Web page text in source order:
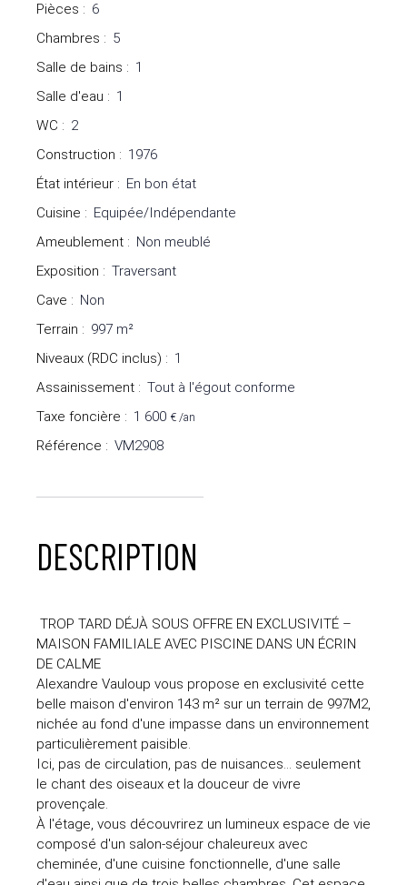
Pièces : 6
Chambres : 5
Salle de bains : 1
Salle d'eau : 1
WC : 2
Construction : 1976
État intérieur : En bon état
Cuisine : Equipée/Indépendante
Ameublement : Non meublé
Exposition : Traversant
Cave : Non
Terrain : 997 m²
Niveaux (RDC inclus) : 1
Assainissement : Tout à l'égout conforme
Taxe foncière : 1 600 € /an
Référence : VM2908
DESCRIPTION
TROP TARD DÉJÀ SOUS OFFRE EN EXCLUSIVITÉ –
MAISON FAMILIALE AVEC PISCINE DANS UN ÉCRIN
DE CALME
Alexandre Vauloup vous propose en exclusivité cette
belle maison d'environ 143 m² sur un terrain de 997M2,
nichée au fond d'une impasse dans un environnement
particulièrement paisible.
Ici, pas de circulation, pas de nuisances… seulement
le chant des oiseaux et la douceur de vivre
provençale.
À l'étage, vous découvrirez un lumineux espace de vie
composé d'un salon-séjour chaleureux avec
cheminée, d'une cuisine fonctionnelle, d'une salle